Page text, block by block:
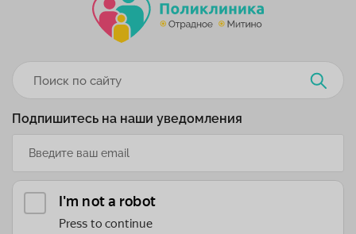
Подпишитесь на наши уведомления